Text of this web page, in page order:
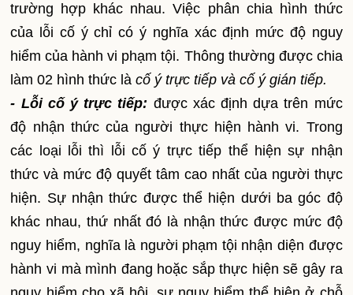
trường hợp khác nhau. Việc phân chia hình thức
của lỗi cố ý chỉ có ý nghĩa xác định mức độ nguy
hiểm của hành vi phạm tội. Thông thường được chia
làm 02 hình thức làcố ý trực tiếp và cố ý gián tiếp.
- Lỗi cố ý trực tiếp: được xác định dựa trên mức
độ nhận thức của người thực hiện hành vi. Trong
các loại lỗi thì lỗi cố ý trực tiếp thể hiện sự nhận
thức và mức độ quyết tâm cao nhất của người thực
hiện. Sự nhận thức được thể hiện dưới ba góc độ
khác nhau, thứ nhất đó là nhận thức được mức độ
nguy hiểm, nghĩa là người phạm tội nhận diện được
hành vi mà mình đang hoặc sắp thực hiện sẽ gây ra